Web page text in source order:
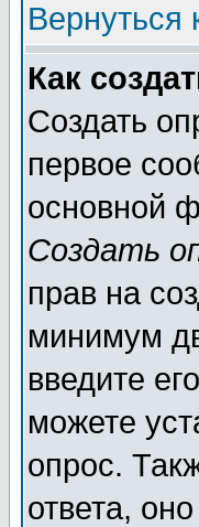
Вернуться
Как
Создать
первое
основной
Создать
прав на
минимум
введите
можете
опрос.
ответа,